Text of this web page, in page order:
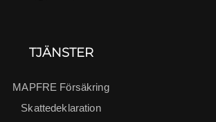
TJÄNSTER
MAPFRE Försäkring
Skattedeklaration